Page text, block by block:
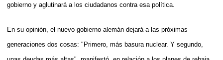
gobierno y aglutinará a los ciudadanos contra esa política.
En su opinión, el nuevo gobierno alemán dejará a las próximas
generaciones dos cosas: "Primero, más basura nuclear. Y segundo,